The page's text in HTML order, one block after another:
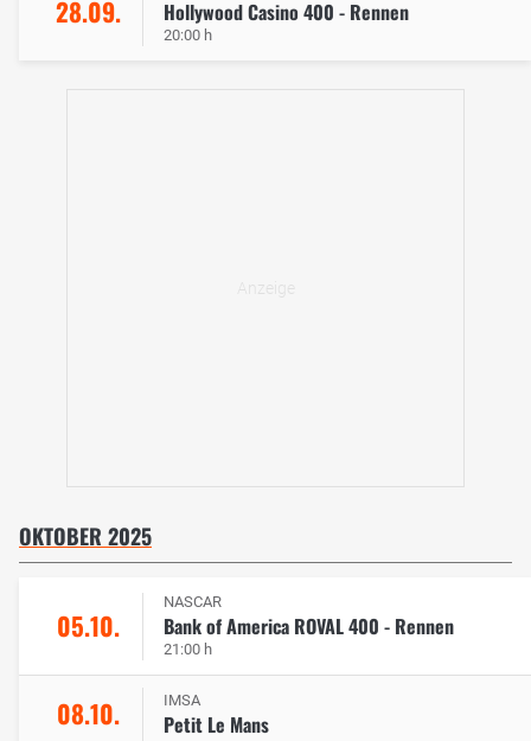
28.09. Hollywood Casino 400 - Rennen
20:00 h
OKTOBER 2025
05.10.
NASCAR
Bank of America ROVAL 400 - Rennen
21:00 h
08.10. IMSA
Petit Le Mans